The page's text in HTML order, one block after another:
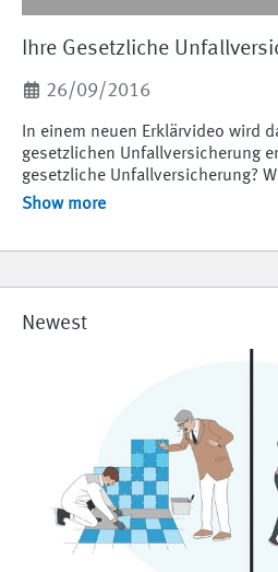
360p
108p
Ihre Gesetzliche
26/09/2016
In einem neuen Erklärvideo wird
gesetzlichen Unfallversicherung
gesetzliche Unfallversicherung?
Wogegen ist man versichert und
Show more
Newest